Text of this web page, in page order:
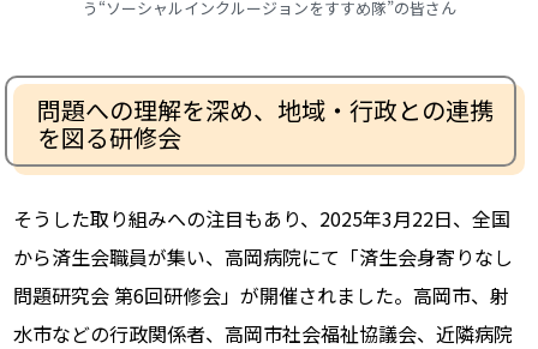
う“ソーシャルインクルージョンをすすめ隊”の皆さん
問題への理解を深め、地域・行政との連携
を図る研修会
そうした取り組みへの注目もあり、2025年3月22日、全国
から済生会職員が集い、高岡病院にて「済生会身寄りなし
問題研究会 第6回研修会」が開催されました。高岡市、射
水市などの行政関係者、高岡市社会福祉協議会、近隣病院